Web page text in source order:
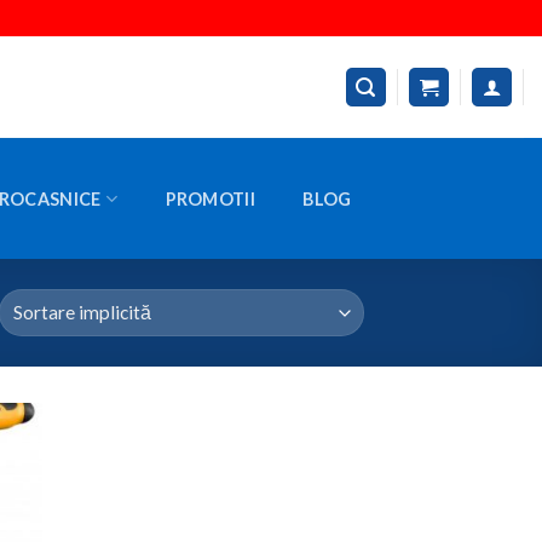
PROMOTII BLOG